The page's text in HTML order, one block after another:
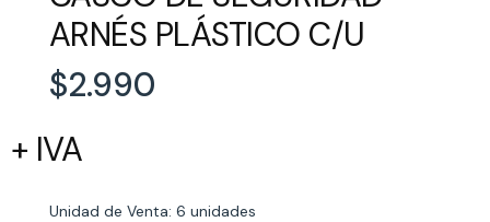
ARNÉS PLÁSTICO C/U
$2.990
+ IVA
Unidad de Venta: 6 unidades